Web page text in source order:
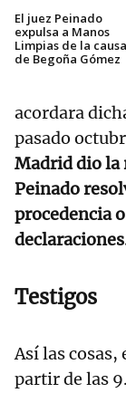
El juez Peinado
expulsa a Manos
Limpias de la causa
de Begoña Gómez
acordara
pasado
Madrid dio la
Peinado
procedencia
Testigos
Así las
partir de las